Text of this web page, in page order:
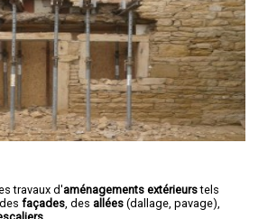
travaux d'aménagements extérieurstels
, des façades , des allées (dallage, pavage),